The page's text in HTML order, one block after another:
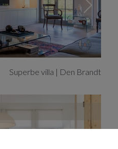
Superbe villa | Den Brandt